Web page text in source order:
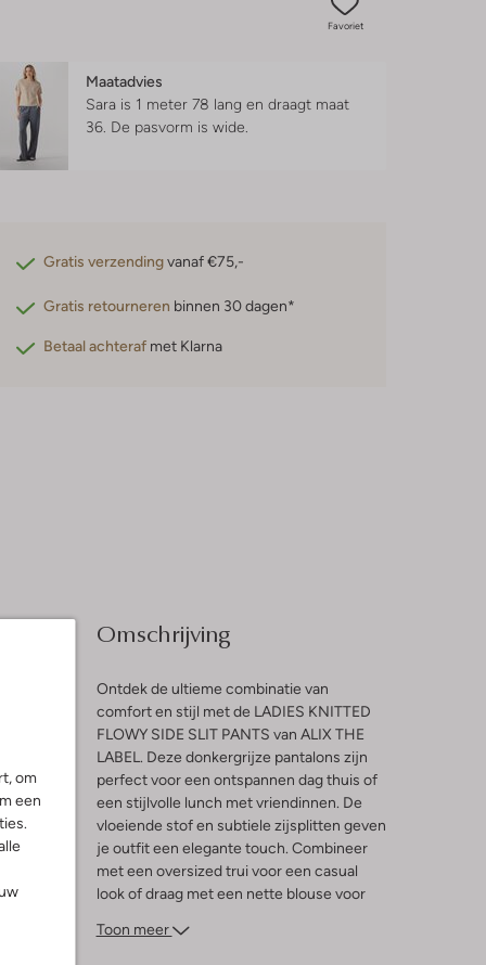
om
een
Favoriet
Maatadvies
Sara is 1 meter 78 lang en draagt maat
36. De pasvorm iswide
Gratis verzendingvanaf €75,-
Gratis retourneren binnen 30 dagen*
Betaal achteraf met Klarna
Omschrijving
Ontdek de ultieme combinatie van
comfort en stijl met de LADIES KNITTED
FLOWY SIDE SLIT PANTS van ALIX THE
LABEL. Deze donkergrijze pantalons zijn
perfect voor een ontspannen dag thuis of
een stijlvolle lunch met vriendinnen. De
vloeiende stof en subtiele zijsplitten geven
je outfit een elegante touch. Combineer
met een oversized trui voor een casual
look of draag met een nette blouse voor
broek past moeiteloos bij zowel sneakers
Toon meer